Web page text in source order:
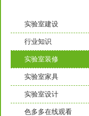
实验室建设
行业知识
实验室装修
实验室家具
实验室设计
色多多在线观看